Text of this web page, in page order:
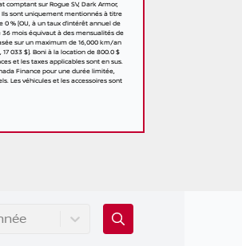
comptant sur Rogue SV, Dark Armor,
sont uniquement mentionnés à titre
% [OU, à un taux d’intérêt annuel de
36 mois équivaut à des mensualités de
sur un maximum de 16,000 km/an
033 $]. Boni à la location de 800.0 $
et les taxes applicables sont en sus.
Finance pour une durée limitée,
Les véhicules et les accessoires sont